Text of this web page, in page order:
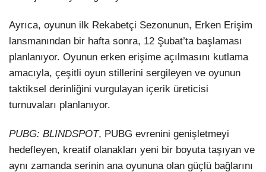
Ayrıca, oyunun ilk Rekabetçi Sezonunun, Erken Erişim
lansmanından bir hafta sonra, 12 Şubat’ta başlaması
planlanıyor. Oyunun erken erişime açılmasını kutlama
amacıyla, çeşitli oyun stillerini sergileyen ve oyunun
taktiksel derinliğini vurgulayan içerik üreticisi
turnuvaları planlanıyor.
PUBG: BLINDSPOT, PUBG evrenini genişletmeyi
hedefleyen, kreatif olanakları yeni bir boyuta taşıyan ve
aynı zamanda serinin ana oyununa olan güçlü bağlarını